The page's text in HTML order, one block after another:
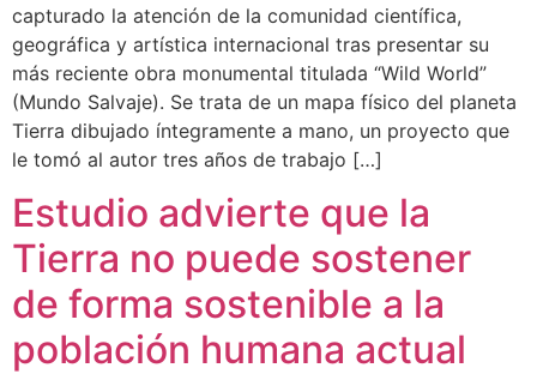
capturado la atención de la comunidad científica,
geográfica y artística internacional tras presentar su
más reciente obra monumental titulada “Wild World”
(Mundo Salvaje). Se trata de un mapa físico del planeta
Tierra dibujado íntegramente a mano, un proyecto que
le tomó al autor tres años de trabajo […]
Estudio advierte que la
Tierra no puede sostener
de forma sostenible a la
población humana actual